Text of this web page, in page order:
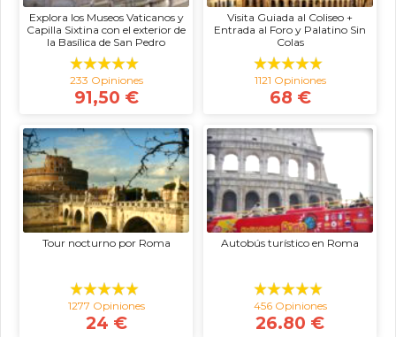
Explora los Museos Vaticanos y
Capilla Sixtina con el exterior de
la Basílica de San Pedro
233 Opiniones
91,50 €
Visita Guiada al Coliseo +
Entrada al Foro y Palatino Sin
Colas
1121 Opiniones
68 €
Tour nocturno por Roma
1277 Opiniones
24 €
Autobús turístico en Roma
456 Opiniones
26.80 €